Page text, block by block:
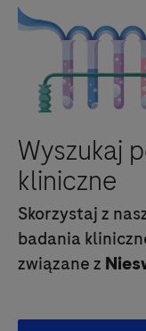
Wyszukaj
kliniczne
Skorzystaj z
badania
związane z